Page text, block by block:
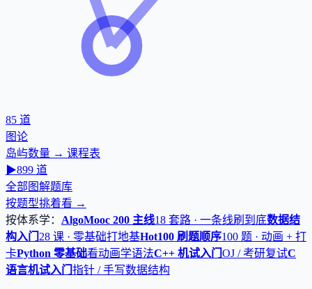
85 道
图论
岛屿数量 → 课程表
▶899 道
全部图解题库
按题型挑着看 →
按体系学： AlgoMooc 200 主线18 套路 · 一条线刷到底数据结
构入门 28 课 · 零基础打地基Hot100 刷题顺序100 题 · 动画 + 打
卡Python 零基础看动画学语法C++ 机试入门 OJ / 考研复试C
语言机试入门 指针 / 手写数据结构